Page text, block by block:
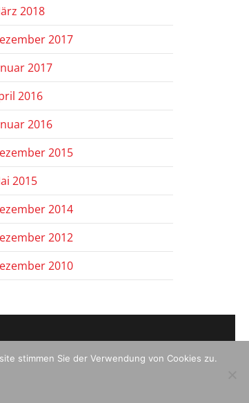
2018
2017
2017
2016
2016
2015
2015
2014
2012
2010
stimmen Sie der Verwendung von Cookies zu.